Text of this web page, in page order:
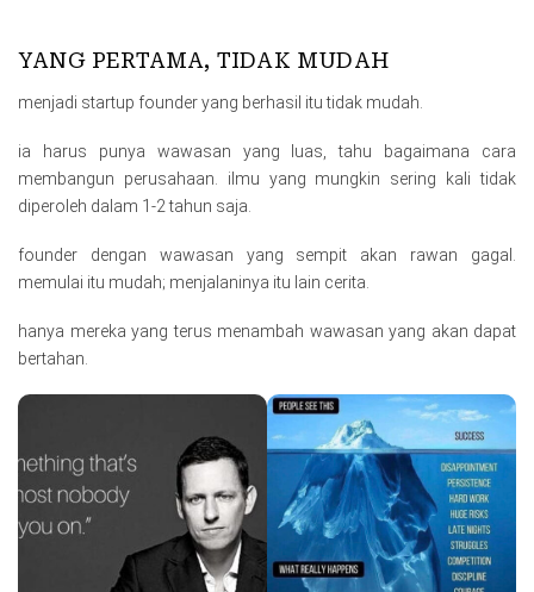
YANG PERTAMA, TIDAK MUDAH
menjadi startup founder yang berhasil itu tidak mudah.
ia harus punya wawasan yang luas, tahu bagaimana cara
membangun perusahaan. ilmu yang mungkin sering kali tidak
diperoleh dalam 1-2 tahun saja.
founder dengan wawasan yang sempit akan rawan gagal.
memulai itu mudah; menjalaninya itu lain cerita.
hanya mereka yang terus menambah wawasan yang akan dapat
bertahan.